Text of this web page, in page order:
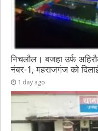
निचलौल। बजहा उर्फ
नंबर-1, महराजगंज को
1 day ago